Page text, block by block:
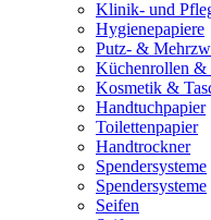
Klinik- und
Hygienepapiere
Putz- &
Küchenrollen &
Kosmetik &
Handtuchpapier
Toilettenpapier
Handtrockner
Spendersysteme
Spendersysteme
Seifen